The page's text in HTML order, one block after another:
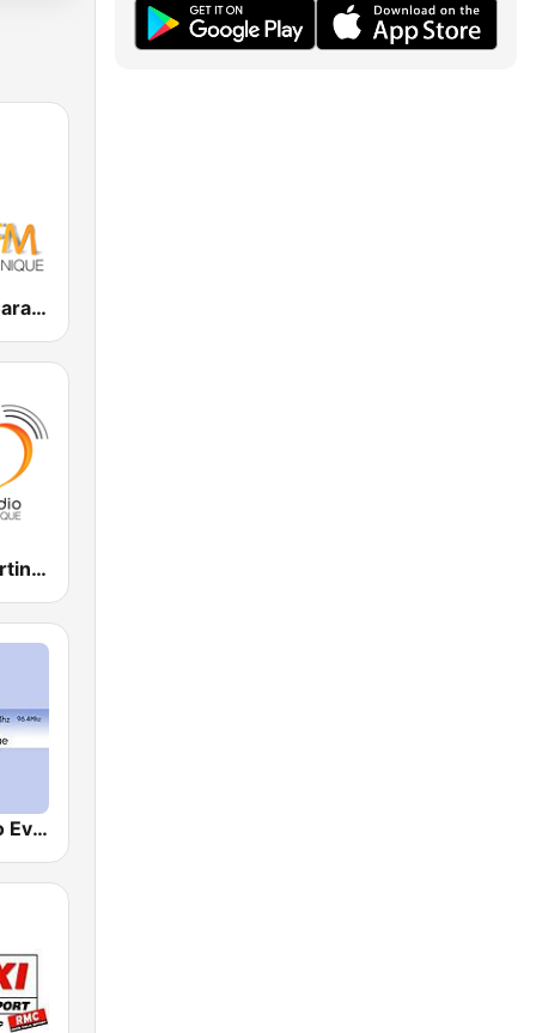
RCI - Radio Caraïbes International Martinique
Bel Radio Martinique
( REM ) Radio Evangile Martinique